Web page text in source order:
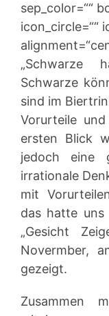
sep_color=““
icon_circle=““
„Schwarze
Schwarze
sind im
Vorurteile
ersten Blick
jedoch eine
irrationale
mit
das hatte uns
„Gesicht
Novermber,
gezeigt.
Zusammen